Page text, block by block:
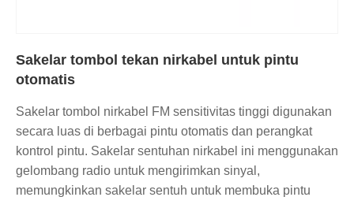
Sakelar tombol tekan nirkabel untuk pintu
otomatis
Sakelar tombol nirkabel FM sensitivitas tinggi digunakan
secara luas di berbagai pintu otomatis dan perangkat
kontrol pintu. Sakelar sentuhan nirkabel ini menggunakan
gelombang radio untuk mengirimkan sinyal,
memungkinkan sakelar sentuh untuk membuka pintu